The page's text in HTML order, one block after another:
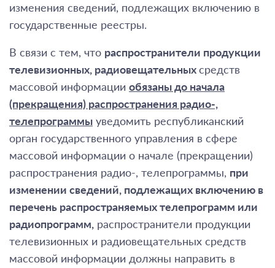
изменения сведений, подлежащих включению в
государственные реестры.
В связи с тем, что распространители продукции
телевизионных, радиовещательныхсредств
массовой информации обязаны до начала
(прекращения) распространения радио-,
телепрограммы уведомить республиканский
орган государственного управления в сфере
массовой информации о начале (прекращении)
распространения радио-, телепрограммы, при
изменении сведений, подлежащих включению в
перечень распространяемых телепрограмм или
радиопрограмм, распространители продукции
телевизионных и радиовещательных средств
массовой информации должны направить в